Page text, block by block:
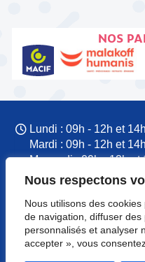
Nous respectons
Nous utilisons des
de navigation, diffuser
personnalisés et analyser
accepter », vous
NOS
Lundi : 09h - 12h et
Mardi : 09h - 12h et
Mercredi : 09h - 12h et
Jeudi : 09h - 12h et
Vendredi : 09h - 12h et
09 77 60 53 37
CFTC Normandie
8 rue du Colonel Rémy
14000 Caen